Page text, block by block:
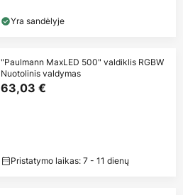
Yra sandėlyje
"Paulmann MaxLED 500" valdiklis RGBW
Nuotolinis valdymas
63,03 €
Pristatymo laikas: 7 - 11 dienų